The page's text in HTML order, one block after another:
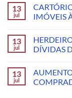
13
jul
IMÓVEIS
13
jul
DÍVIDAS
13
jul